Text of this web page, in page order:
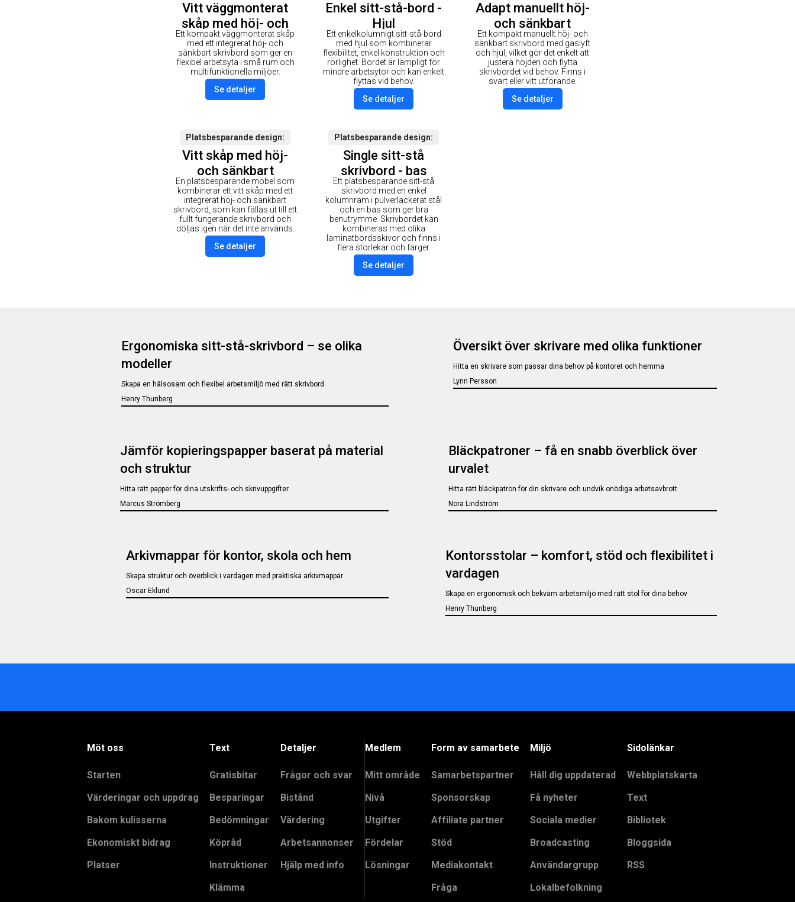
Vitt väggmonterat
skåp med höj- och
sänkbart skrivbord
Ett kompakt väggmonterat skåp
med ett integrerat höj- och
sänkbart skrivbord som ger en
flexibel arbetsyta i små rum och
multifunktionella miljöer.
Se detaljer
Enkel sitt-stå-bord -
Hjul
Ett enkelkolumnigt sitt-stå-bord
med hjul som kombinerar
flexibilitet, enkel konstruktion och
rörlighet. Bordet är lämpligt för
mindre arbetsytor och kan enkelt
flyttas vid behov.
Se detaljer
Adapt manuellt höj-
och sänkbart
skrivbord - Hjul
Ett kompakt manuellt höj- och
sänkbart skrivbord med gaslyft
och hjul, vilket gör det enkelt att
justera höjden och flytta
skrivbordet vid behov. Finns i
svart eller vitt utförande.
Se detaljer
Platsbesparande design
Vitt skåp med höj-
och sänkbart
skrivbord
En platsbesparande möbel som
kombinerar ett vitt skåp med ett
integrerat höj- och sänkbart
skrivbord, som kan fällas ut till ett
fullt fungerande skrivbord och
döljas igen när det inte används.
Se detaljer
Platsbesparande design
Single sitt-stå
skrivbord - bas
Ett platsbesparande sitt-stå
skrivbord med en enkel
kolumnram i pulverlackerat stål
och en bas som ger bra
benutrymme. Skrivbordet kan
kombineras med olika
laminatbordsskivor och finns i
flera storlekar och färger.
Se detaljer
Ergonomiska sitt-stå-skrivbord – se olika
modeller
Skapa en hälsosam och flexibel arbetsmiljö med rätt skrivbord
Henry Thunberg
Översikt över skrivare med olika funktioner
Hitta en skrivare som passar dina behov på kontoret och hemma
Lynn Persson
Jämför kopieringspapper baserat på material
och struktur
Hitta rätt papper för dina utskrifts- och skrivuppgifter
Marcus Strömberg
Bläckpatroner – få en snabb överblick över
urvalet
Hitta rätt bläckpatron för din skrivare och undvik onödiga arbetsavbrott
Nora Lindström
Arkivmappar för kontor, skola och hem
Skapa struktur och överblick i vardagen med praktiska arkivmappar
Oscar Eklund
Kontorsstolar – komfort, stöd och flexibilitet i
vardagen
Skapa en ergonomisk och bekväm arbetsmiljö med rätt stol för dina behov
Henry Thunberg
Möt oss
Starten
Värderingar och uppdrag
Bakom kulisserna
Ekonomiskt bidrag
Platser
Text
Gratisbitar
Besparingar
Bedömningar
Köpråd
Instruktioner
Klämma
Detaljer
Frågor och svar
Bistånd
Värdering
Arbetsannonser
Hjälp med info
Medlem
Mitt område
Nivå
Utgifter
Fördelar
Lösningar
Form av samarbete
Samarbetspartner
Sponsorskap
Affiliate partner
Stöd
Mediakontakt
Fråga
Miljö
Håll dig uppdaterad
Få nyheter
Sociala medier
Broadcasting
Användargrupp
Lokalbefolkning
Sidolänkar
Webbplatskarta
Text
Bibliotek
Bloggsida
RSS